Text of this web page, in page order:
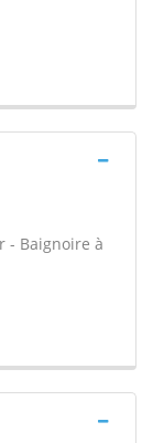
- Baignoire à